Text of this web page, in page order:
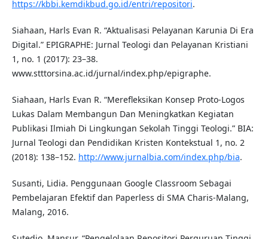
https://kbbi.kemdikbud.go.id/entri/repositori.
Siahaan, Harls Evan R. “Aktualisasi Pelayanan Karunia Di Era
Digital.” EPIGRAPHE: Jurnal Teologi dan Pelayanan Kristiani
1, no. 1 (2017): 23–38.
www.stttorsina.ac.id/jurnal/index.php/epigraphe.
Siahaan, Harls Evan R. “Merefleksikan Konsep Proto-Logos
Lukas Dalam Membangun Dan Meningkatkan Kegiatan
Publikasi Ilmiah Di Lingkungan Sekolah Tinggi Teologi.” BIA:
Jurnal Teologi dan Pendidikan Kristen Kontekstual 1, no. 2
(2018): 138–152. http://www.jurnalbia.com/index.php/bia.
Susanti, Lidia. Penggunaan Google Classroom Sebagai
Pembelajaran Efektif dan Paperless di SMA Charis-Malang,
Malang, 2016.